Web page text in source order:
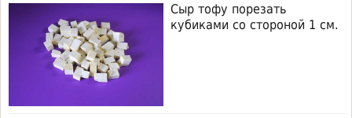
Сыр тофу порезать
кубиками со стороной 1 см.